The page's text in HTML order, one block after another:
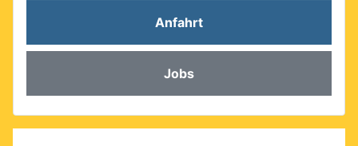
Anfahrt
Jobs